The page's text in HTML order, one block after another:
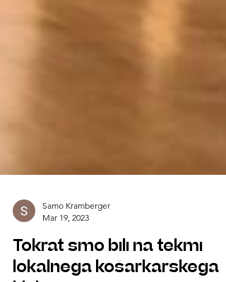
Mar 19, 2023